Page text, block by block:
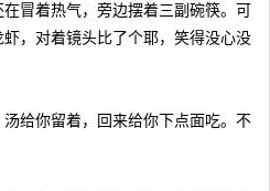
着热气，旁边摆着三副碗筷。可
，对着镜头比了个耶，笑得没心没
给你留着，回来给你下点面吃。不